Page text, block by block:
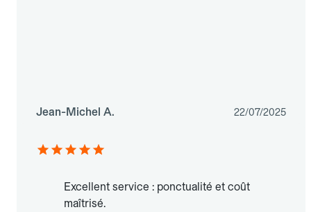
Jean-Michel A. 22/07/2025
Excellent service : ponctualité et coût
maîtrisé.